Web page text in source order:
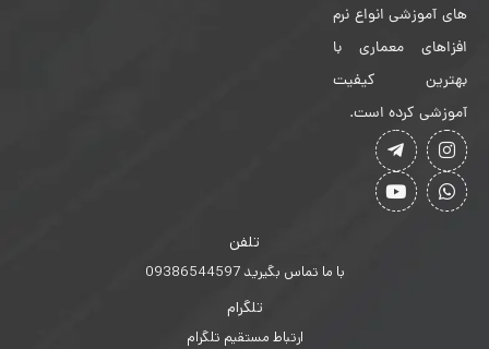
های آموزشی انواع نرم
افزاهای معماری با
بهترین کیفیت
آموزشی کرده است.
تلفن
با ما تماس بگیرید 09386544597
تلگرام
ارتباط مستقیم تلگرام